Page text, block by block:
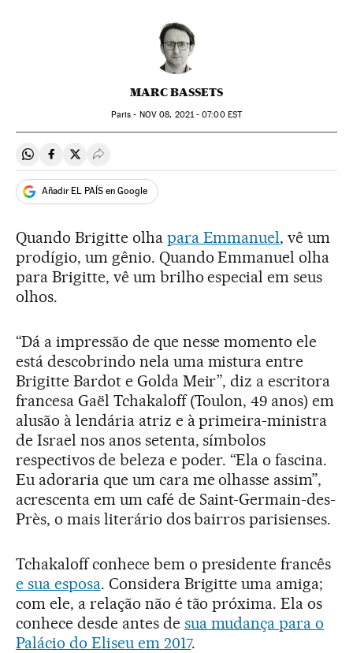
MARC BASSETS
Paris - NOV 08, 2021 - 07:00EST
Compartir en Whatsapp
Compartir en Facebook
Compartir en Twitter
Desplegar Redes Sociales
Añadir EL PAÍS en Google
Quando Brigitte olha para Emmanuel, vê um
prodígio, um gênio. Quando Emmanuel olha
para Brigitte, vê um brilho especial em seus
olhos.
“Dá a impressão de que nesse momento ele
está descobrindo nela uma mistura entre
Brigitte Bardot e Golda Meir”, diz a escritora
francesa Gaël Tchakaloff (Toulon, 49 anos) em
alusão à lendária atriz e à primeira-ministra
de Israel nos anos setenta, símbolos
respectivos de beleza e poder. “Ela o fascina.
Eu adoraria que um cara me olhasse assim”,
acrescenta em um café de Saint-Germain-des-
Près, o mais literário dos bairros parisienses.
Tchakaloff conhece bem o presidente francês
e sua esposa. Considera Brigitte uma amiga;
com ele, a relação não é tão próxima. Ela os
conhece desde antes de sua mudança para o
Palácio do Eliseu em 2017.